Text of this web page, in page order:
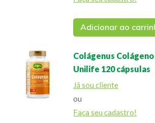
Adicionar ao
Colágenus
Unilife 120 cápsulas
Já sou cliente
ou
Faça seu cadastro!